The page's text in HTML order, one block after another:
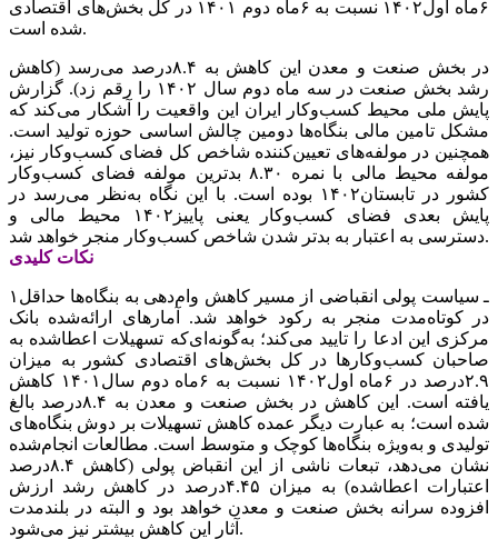
۶ماه اول۱۴۰۲ نسبت به ۶ماه دوم ۱۴۰۱ در کل بخش‌های اقتصادی
شده است.
در بخش صنعت و معدن این کاهش به ۸.۴درصد می‌رسد (کاهش
رشد بخش صنعت در سه ماه دوم سال ۱۴۰۲ را رقم زد). گزارش
پایش ملی محیط کسب‌وکار ایران این واقعیت را آشکار می‌کند که
مشکل تامین مالی بنگاه‌ها دومین چالش‌ اساسی حوزه تولید است.
همچنین در مولفه‌های تعیین‌کننده شاخص کل فضای کسب‌وکار نیز،
مولفه محیط مالی با نمره ۸.۳۰ بدترین مولفه فضای کسب‌وکار
کشور در تابستان۱۴۰۲ بوده است. با این نگاه به‌نظر می‌رسد در
پایش بعدی فضای کسب‌وکار یعنی پاییز۱۴۰۲ محیط مالی و
دسترسی به اعتبار به بدتر شدن شاخص کسب‌وکار منجر خواهد شد.
نکات کلیدی
۱ـ سیاست پولی انقباضی از مسیر کاهش وام‌دهی به بنگاه‌ها حداقل
در کوتاه‌مدت منجر به رکود خواهد شد. آمارهای ارائه‌شده بانک
مرکزی این ادعا را تایید می‌کند؛ به‌گونه‌ای‌که تسهیلات اعطاشده به
صاحبان کسب‌وکارها در کل بخش‌های اقتصادی کشور به میزان
۲.۹درصد در ۶ماه اول۱۴۰۲ نسبت به ۶ماه دوم سال۱۴۰۱ کاهش
یافته است. این کاهش در بخش صنعت و معدن به ۸.۴درصد بالغ
شده است؛ به عبارت دیگر عمده کاهش تسهیلات بر دوش بنگاه‌های
تولیدی و به‌ویژه بنگاه‌ها کوچک و متوسط است. مطالعات انجام‌شده
نشان می‌دهد، تبعات ناشی از این انقباض پولی (کاهش ۸.۴درصد
اعتبارات اعطاشده) به میزان ۴.۴۵درصد در کاهش رشد ارزش
افزوده سرانه بخش صنعت و معدن خواهد بود و البته در بلندمدت
آثار این کاهش بیشتر نیز می‌شود.